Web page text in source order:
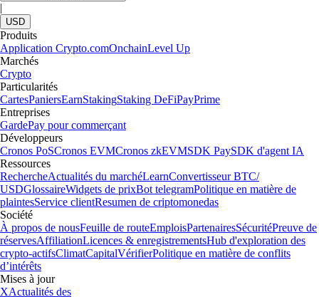
|
USD
Produits
Application Crypto.comOnchainLevel Up
Marchés
Crypto
Particularités
CartesPaniersEarnStakingStaking DeFiPayPrime
Entreprises
GardePay pour commerçant
Développeurs
Cronos PoSCronos EVMCronos zkEVMSDK PaySDK d'agent IA
Ressources
RechercheActualités du marchéLearnConvertisseur BTC/
USDGlossaireWidgets de prixBot telegramPolitique en matière de
plaintesService clientResumen de criptomonedas
Société
À propos de nousFeuille de routeEmploisPartenairesSécuritéPreuve de
réservesAffiliationLicences & enregistrementsHub d'exploration des
crypto-actifsClimatCapitalVérifierPolitique en matière de conflits
d’intérêts
Mises à jour
XActualités des